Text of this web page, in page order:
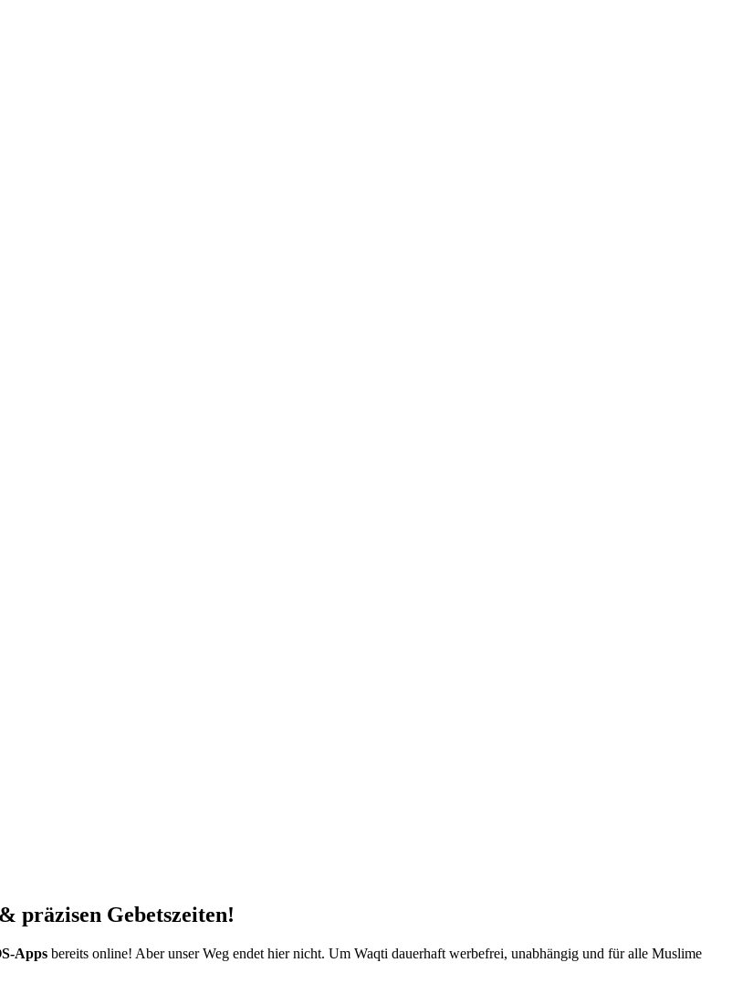
präzisen Gebetszeiten!
Apps bereits online! Aber unser Weg endet hier nicht. Um Waqti dauerhaft werbefrei, unabhängig und für alle Muslime